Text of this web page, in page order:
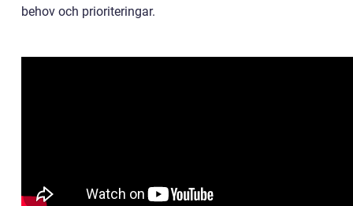
behov och prioriteringar.